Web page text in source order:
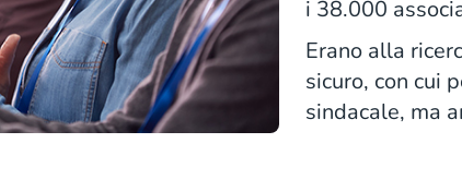
i 38.000
Erano alla
sicuro, con cui
sindacale, ma